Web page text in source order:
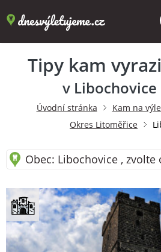
Tipy kam
v
Úvodní stránka Kam na
Okres Litoměřice
Obec: Libochovice , zvolte